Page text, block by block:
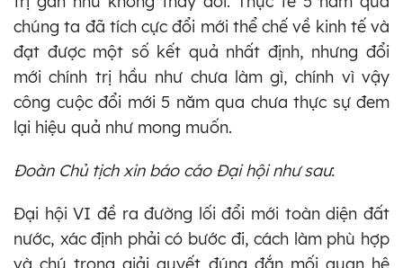
chúng ta đã tích cực đổi mới thể chế về kinh tế và
đạt được một số kết quả nhất định, nhưng đổi
mới chính trị hầu như chưa làm gì, chính vì vậy
công cuộc đổi mới 5 năm qua chưa thực sự đem
lại hiệu quả như mong muốn.
Đoàn Chủ tịch xin báo cáo Đại hội như sau:
Đại hội VI đề ra đường lối đổi mới toàn diện đất
nước, xác định phải có bước đi, cách làm phù hợp